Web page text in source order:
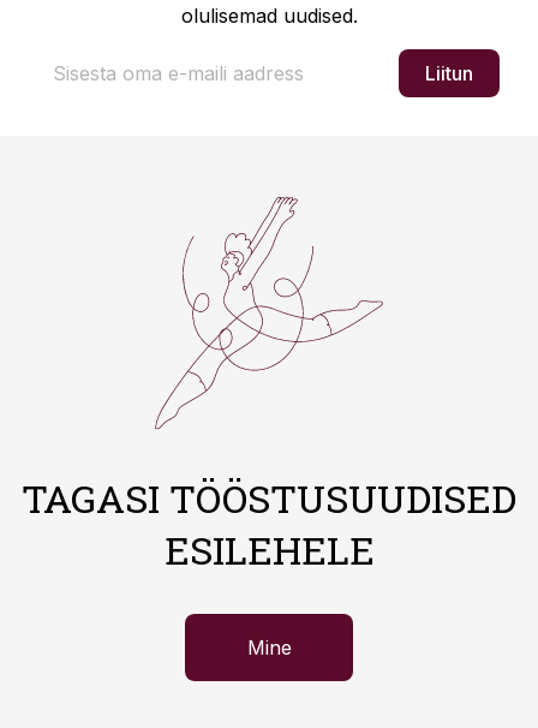
olulisemad uudised.
Liitun
TAGASI TÖÖSTUSUUDISED
ESILEHELE
Mine